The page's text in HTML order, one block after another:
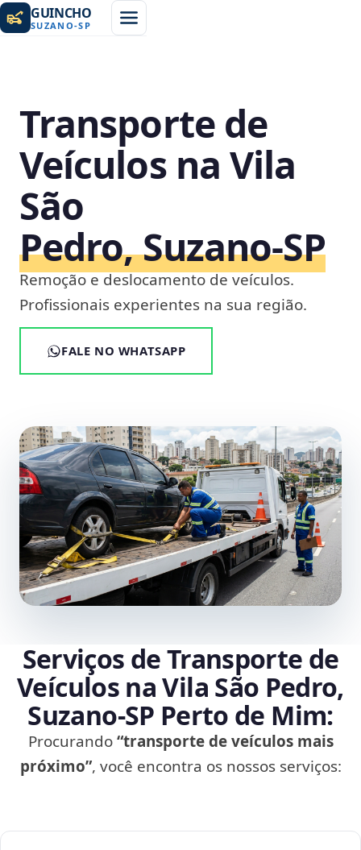
GUINCHO
SUZANO-SP
Transporte de
Veículos na Vila
São
Pedro, Suzano‑SP
Remoção e deslocamento de veículos.
Profissionais experientes na sua região.
FALE NO WHATSAPP
Serviços de Transporte de
Veículos na Vila São Pedro,
Suzano‑SP Perto de Mim:
Procurando“transporte de veículos mais
próximo”, você encontra os nossos serviços: